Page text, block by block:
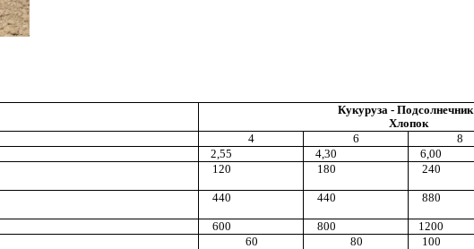
Кукуруза - Подсолнечник
Хлопок
4 6 8
2,55 4,30 6,00
120 180 240
440 440 880
600 800 1200
60 80 100